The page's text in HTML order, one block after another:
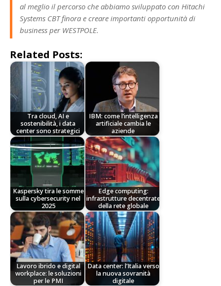
al meglio il percorso che abbiamo sviluppato con Hitachi
Systems CBT finora e creare importanti opportunità di
business per WESTPOLE.
Related Posts:
Tra cloud, AI e
sostenibilità, i data
center sono strategici
IBM: come l’intelligenza
artificiale cambia le
aziende
Kaspersky tira le somme
sulla cybersecurity nel
2025
Edge computing:
infrastrutture decentrate
della rete globale
Lavoro ibrido e digital
workplace: le soluzioni
per le PMI
Data center: l’Italia verso
la nuova sovranità
digitale